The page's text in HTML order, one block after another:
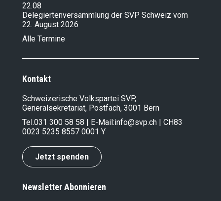
22.08
Delegiertenversammlung der SVP Schweiz vom
22. August 2026
Alle Termine
Kontakt
Schweizerische Volkspartei SVP,
Generalsekretariat, Postfach, 3001 Bern
Tel.031 300 58 58 | E-Mail:info@svp.ch | CH83
0023 5235 8557 0001 Y
Jetzt spenden
Newsletter Abonnieren